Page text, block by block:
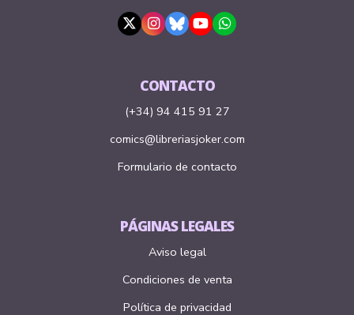
CONTACTO
(+34) 94 415 91 27
comics@libreriasjoker.com
Formulario de contacto
PÁGINAS LEGALES
Aviso legal
Condiciones de venta
Política de privacidad